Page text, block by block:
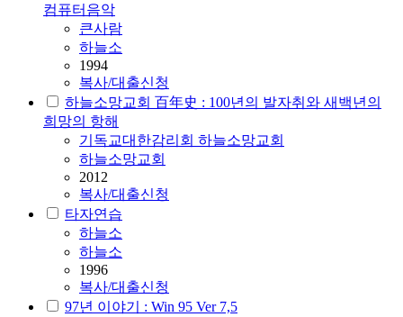
컴퓨터음악
큰사람
하늘소
1994
복사/대출신청
하늘소망교회 百年史 : 100년의 발자취와 새백년의
희망의 항해
기독교대한감리회 하늘소망교회
하늘소망교회
2012
복사/대출신청
타자연습
하늘소
하늘소
1996
복사/대출신청
97년 이야기 : Win 95 Ver 7,5